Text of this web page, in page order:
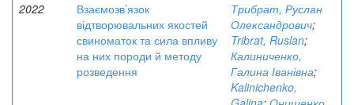
2022
Взаємозв’язок
відтворювальних якостей
свиноматок та сила впливу
на них породи й методу
розведення
Трибрат, Руслан
Олександрович;
Tribrat, Ruslan;
Калиниченко,
Галина Іванівна;
Kalinichenko,